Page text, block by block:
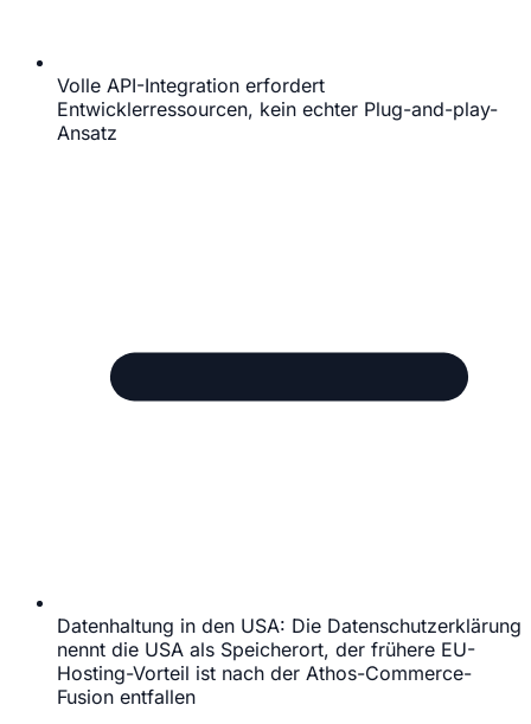
Volle API-Integration erfordert
Entwicklerressourcen, kein echter Plug-and-play-
Ansatz
Datenhaltung in den USA: Die Datenschutzerklärung
nennt die USA als Speicherort, der frühere EU-
Hosting-Vorteil ist nach der Athos-Commerce-
Fusion entfallen